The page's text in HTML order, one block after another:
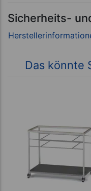
Sicherheits-
Das könnte